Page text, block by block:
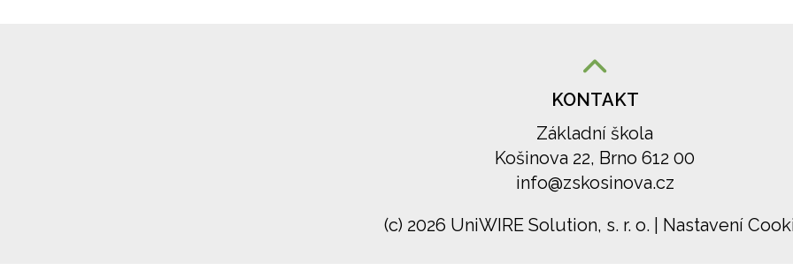
KONTAKT
Základní škola
Košinova 22, Brno 612 00
info@zskosinova.cz
(c) 2026 UniWIRE Solution, s. r. o.
Nastavení